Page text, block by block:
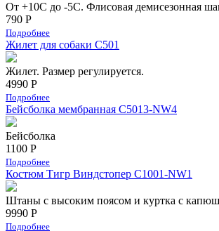
От +10С до -5С. Флисовая демисезонная
790 Р
Подробнее
Жилет для собаки C501
Жилет. Размер регулируется.
4990 Р
Подробнее
Бейсболка мембранная С5013-NW4
Бейсболка
1100 Р
Подробнее
Костюм Тигр Виндстопер C1001-NW1
Штаны с высоким поясом и куртка с
9990 Р
Подробнее